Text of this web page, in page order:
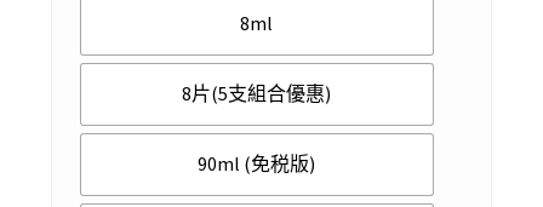
8ml
8片(5支組合優惠)
90ml (免税版)